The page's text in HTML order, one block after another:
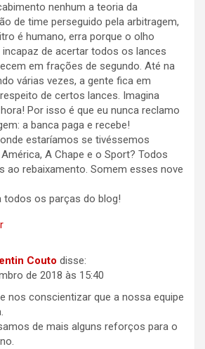
nenhum a teoria da
de time perseguido pela arbitragem,
é humano, erra porque o olho
incapaz de acertar todos os lances
em frações de segundo. Até na
várias vezes, a gente fica em
de certos lances. Imagina
Por isso é que eu nunca reclamo
a banca paga e recebe!
estaríamos se tivéssemos
A Chape e o Sport? Todos
ao rebaixamento. Somem esses nove
todos os parças do blog!
Couto disse:
de 2018 às 15:40
nos conscientizar que a nossa equipe
de mais alguns reforços para o